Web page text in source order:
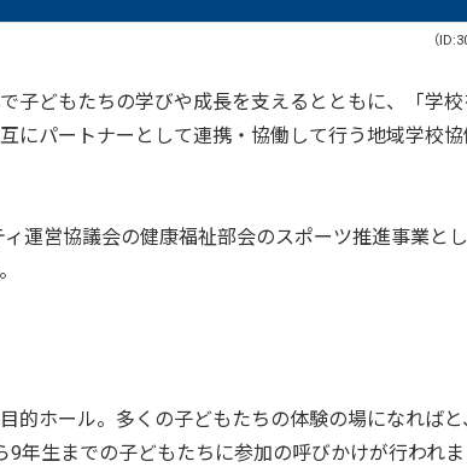
（
子どもたちの学びや成長を支えるとともに、「学校
にパートナーとして連携・協働して行う地域学校協
運営協議会の健康福祉部会のスポーツ推進事業とし
ホール。多くの子どもたちの体験の場になればと
年生までの子どもたちに参加の呼びかけが行われま